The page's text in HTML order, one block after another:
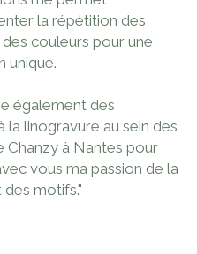
la répétition des
couleurs pour une
unique.
également des
la linogravure au sein des
Chanzy à Nantes pour
vous ma passion de la
motifs."